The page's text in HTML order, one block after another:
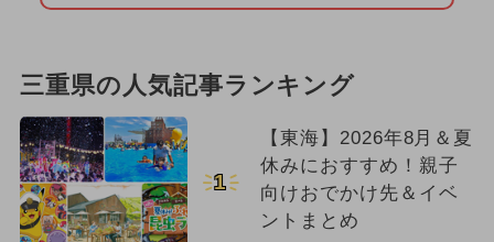
三重県の人気記事ランキング
1
【東海】2026年8月＆夏
休みにおすすめ！親子
向けおでかけ先＆イベ
ントまとめ